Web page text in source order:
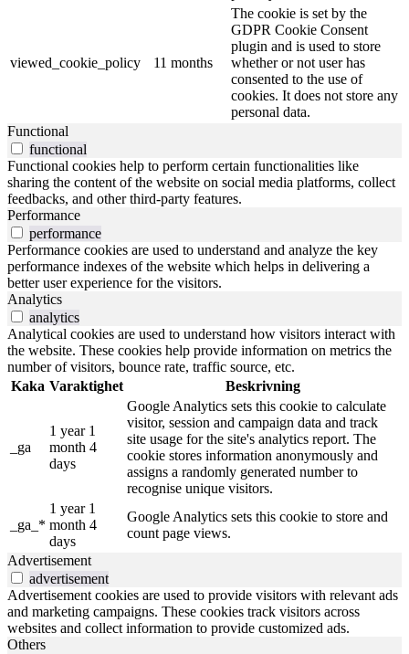
viewed_cookie_policy 11 months
The cookie is set by the
GDPR Cookie Consent
plugin and is used to store
whether or not user has
consented to the use of
cookies. It does not store any
personal data.
Functional
functional
Functional cookies help to perform certain functionalities like
sharing the content of the website on social media platforms, collect
feedbacks, and other third-party features.
Performance
performance
Performance cookies are used to understand and analyze the key
performance indexes of the website which helps in delivering a
better user experience for the visitors.
Analytics
analytics
Analytical cookies are used to understand how visitors interact with
the website. These cookies help provide information on metrics the
number of visitors, bounce rate, traffic source, etc.
Kaka Varaktighet Beskrivning
_ga
1 year 1
month 4
days
Google Analytics sets this cookie to calculate
visitor, session and campaign data and track
site usage for the site's analytics report. The
cookie stores information anonymously and
assigns a randomly generated number to
recognise unique visitors.
_ga_*
1 year 1
month 4
days
Google Analytics sets this cookie to store and
count page views.
Advertisement
advertisement
Advertisement cookies are used to provide visitors with relevant ads
and marketing campaigns. These cookies track visitors across
websites and collect information to provide customized ads.
Others